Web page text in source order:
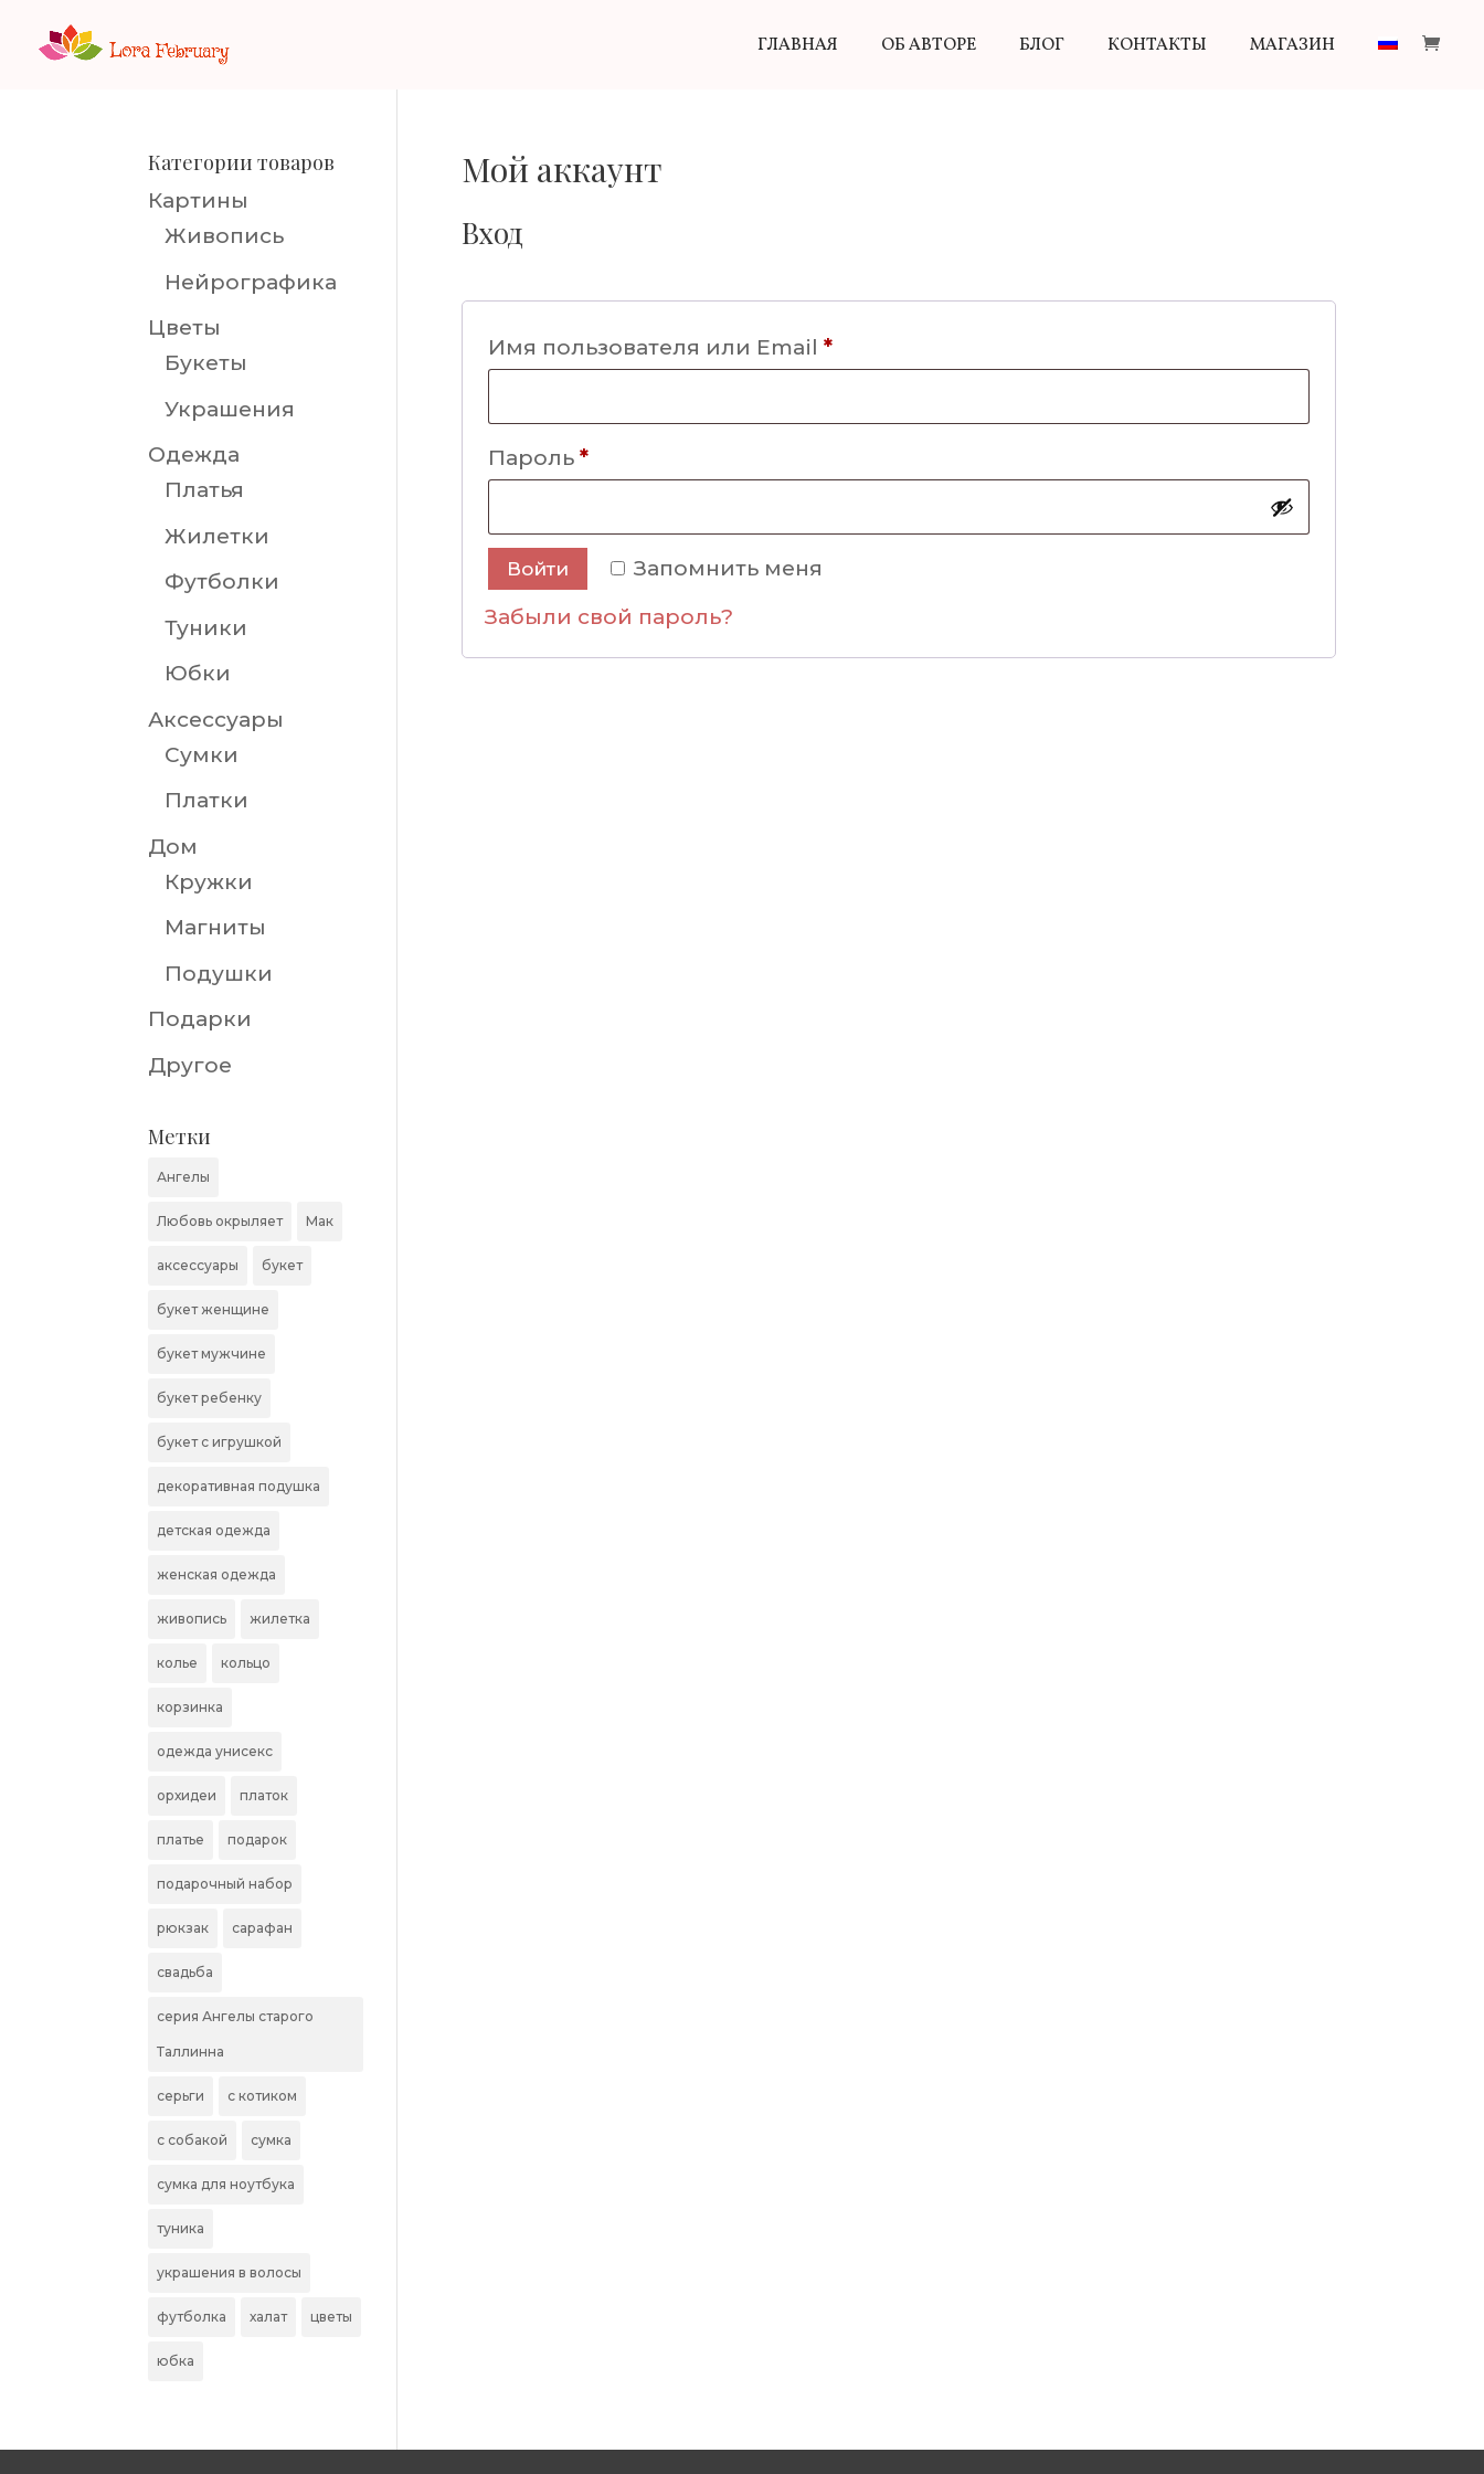
ГЛАВНАЯ ОБ АВТОРЕ БЛОГ КОНТАКТЫ МАГАЗИН
Мой аккаунт
Вход
Имя пользователя или Email *Обязательно
Пароль *Обязательно
Запомнить меня
Войти
Забыли свой пароль?
Категории товаров
Картины
Живопись
Нейрографика
Цветы
Букеты
Украшения
Одежда
Платья
Жилетки
Футболки
Туники
Юбки
Аксессуары
Сумки
Платки
Дом
Кружки
Магниты
Подушки
Подарки
Другое
Метки
Ангелы
Любовь окрыляет Мак
аксессуары букет
букет женщине
букет мужчине
букет ребенку
букет с игрушкой
декоративная подушка
детская одежда
женская одежда
живопись жилетка
колье кольцо
корзинка
одежда унисекс
орхидеи платок
платье подарок
подарочный набор
рюкзак сарафан
свадьба
серия Ангелы старого
Таллинна
серьги с котиком
с собакой сумка
сумка для ноутбука
туника
украшения в волосы
футболка халат цветы
юбка